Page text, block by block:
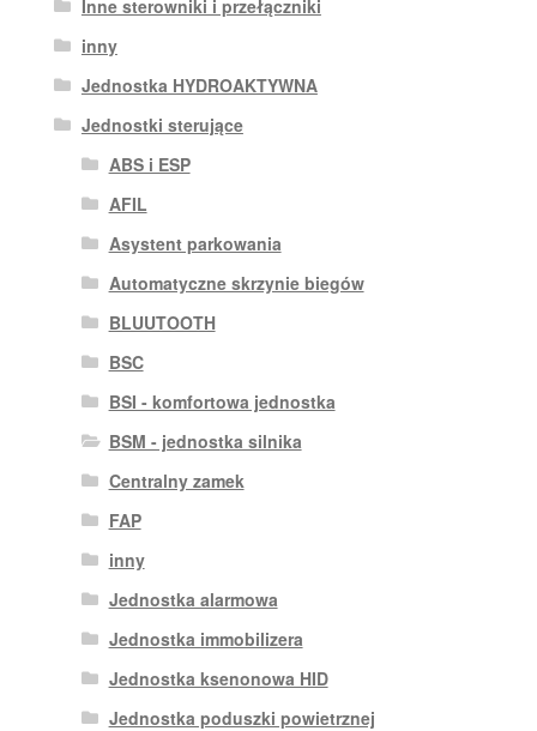
Inne sterowniki i przełączniki
inny
Jednostka HYDROAKTYWNA
Jednostki sterujące
ABS i ESP
AFIL
Asystent parkowania
Automatyczne skrzynie biegów
BLUUTOOTH
BSC
BSI - komfortowa jednostka
BSM - jednostka silnika
Centralny zamek
FAP
inny
Jednostka alarmowa
Jednostka immobilizera
Jednostka ksenonowa HID
Jednostka poduszki powietrznej